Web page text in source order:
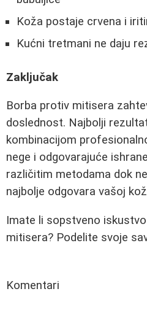
Koža postaje crvena i
Kućni tretmani ne daju
Zaključak
Borba protiv mitisera
doslednost. Najbolji
kombinacijom
nege i odgovarajuće
različitim metodama dok
najbolje odgovara vašoj
Imate li sopstveno
mitisera? Podelite svoje
Komentari